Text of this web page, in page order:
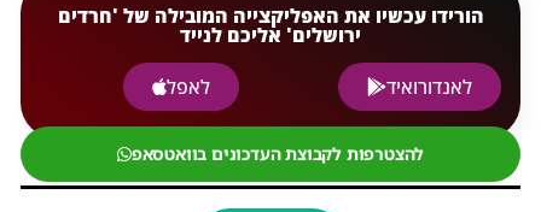
הורידו עכשיו את האפליקצייה המובילה של 'חרדים
ירושלים' אליכם לנייד
לאנדורואיד
לאפל
להצטרפות לקבוצת העדכונים בוואטסאפ